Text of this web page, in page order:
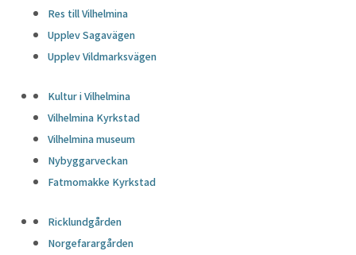
Res till Vilhelmina
Upplev Sagavägen
Upplev Vildmarksvägen
Kultur i Vilhelmina
Vilhelmina Kyrkstad
Vilhelmina museum
Nybyggarveckan
Fatmomakke Kyrkstad
Ricklundgården
Norgefarargården